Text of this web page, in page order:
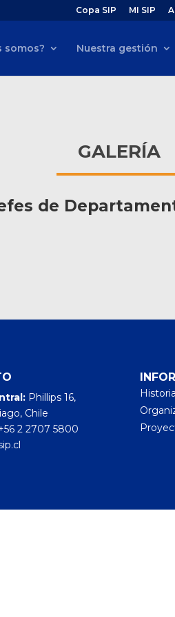
Copa SIP MI SIP
somos? Nuestra gestión
GALERÍA
de
Phillips 16,
Chile
2 2707 5800
Historia